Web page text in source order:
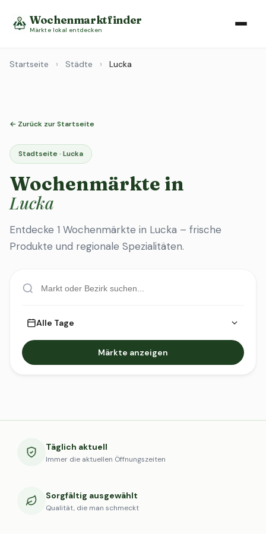
Wochenmarktfinder
Märkte lokal entdecken
Startseite › Städte › Lucka
← Zurück zur Startseite
Stadtseite · Lucka
Wochenmärkte in
Lucka
Entdecke 1 Wochenmärkte in Lucka – frische
Produkte und regionale Spezialitäten.
Alle Tage
Märkte anzeigen
Täglich aktuell
Immer die aktuellen Öffnungszeiten
Sorgfältig ausgewählt
Qualität, die man schmeckt